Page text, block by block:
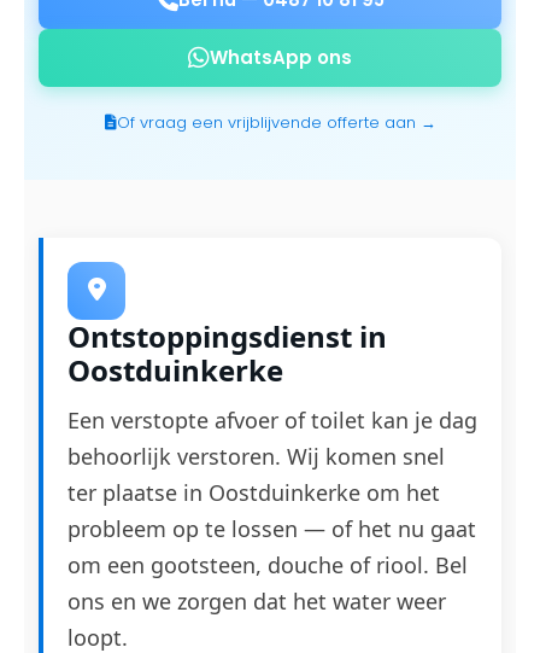
WhatsApp ons
Of vraag een vrijblijvende offerte aan →
Ontstoppingsdienst in
Oostduinkerke
Een verstopte afvoer of toilet kan je dag
behoorlijk verstoren. Wij komen snel
ter plaatse in Oostduinkerke om het
probleem op te lossen — of het nu gaat
om een gootsteen, douche of riool. Bel
ons en we zorgen dat het water weer
loopt.